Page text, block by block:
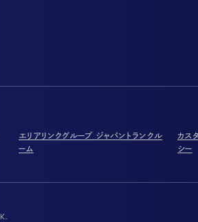
エリアリンクグループ ジャパントランクル
ーム
カス
シー